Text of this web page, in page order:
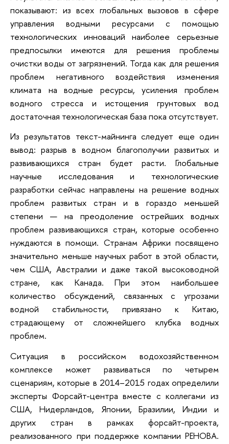
показывают: из всех глобальных вызовов в сфере
управления водными ресурсами с помощью
технологических инноваций наиболее серьезные
предпосылки имеются для решения проблемы
очистки воды от загрязнений. Тогда как для решения
проблем негативного воздействия изменения
климата на водные ресурсы, усиления проблем
водного стресса и истощения грунтовых вод
достаточная технологическая база пока отсутствует.
Из результатов текст-майнинга следует еще один
вывод: разрыв в водном благополучии развитых и
развивающихся стран будет расти. Глобальные
научные исследования и технологические
разработки сейчас направлены на решение водных
проблем развитых стран и в гораздо меньшей
степени — на преодоление острейших водных
проблем развивающихся стран, которые особенно
нуждаются в помощи. Странам Африки посвящено
значительно меньше научных работ в этой области,
чем США, Австралии и даже такой высоководной
стране, как Канада. При этом наибольшее
количество обсуждений, связанных с угрозами
водной стабильности, привязано к Китаю,
страдающему от сложнейшего клубка водных
проблем.
Ситуация в российском водохозяйственном
комплексе может развиваться по четырем
сценариям, которые в 2014–2015 годах определили
эксперты Форсайт-центра вместе с коллегами из
США, Нидерландов, Японии, Бразилии, Индии и
других стран в рамках форсайт-проекта,
реализованного при поддержке компании РЕНОВА.